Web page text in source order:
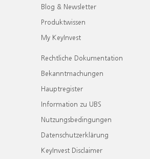
Blog & Newsletter
Produktwissen
My KeyInvest
Rechtliche Dokumentation
Bekanntmachungen
Hauptregister
Information zu UBS
Nutzungsbedingungen
Datenschutzerklärung
KeyInvest Disclaimer